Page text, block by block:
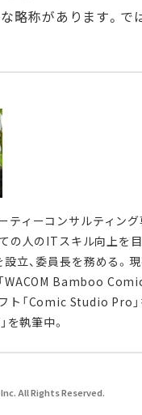
略称があります。で
ティーコンサルティング
の人のITスキル向上を
設立、委員長を務める。
WACOM Bamboo
ト「Comic Studio Pro
を執筆中。
All Rights Reserved.